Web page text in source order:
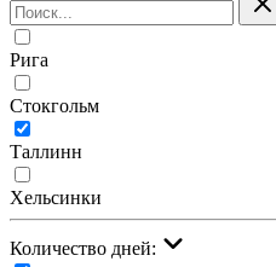
Рига
Стокгольм
Таллинн
Хельсинки
Количество дней: